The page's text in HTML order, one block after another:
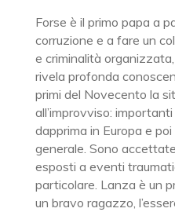
Forse è il primo papa a
corruzione e a fare un
e criminalità
rivela profonda
primi del Novecento la
all’improvviso:
dapprima in Europa e
generale. Sono
esposti a eventi
particolare. Lanza è un
un bravo ragazzo,